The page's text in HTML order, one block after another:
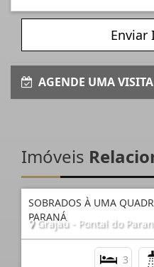
Enviar
AGENDE UMA VISITA
Imóveis
SOBRADOS À UMA
PARANÁ
Grajaú - Pontal do
3